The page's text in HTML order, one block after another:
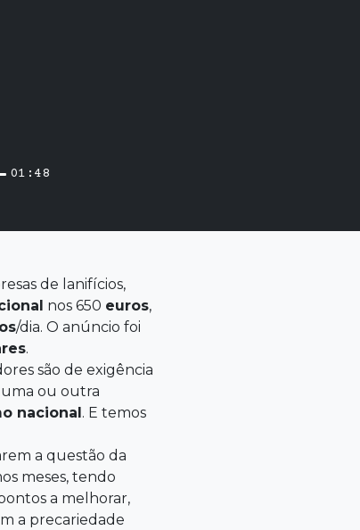
01:48
de lanifícios,
nos 650 euros,
/dia. O anúncio foi
.
são de exigência
uma ou outra
nacional . E temos
a questão da
meses, tendo
a melhorar,
a precariedade